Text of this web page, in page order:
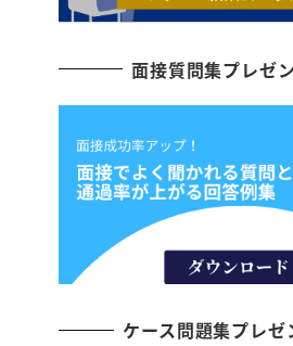
面接質問集プレゼ
ケース問題集プレゼ